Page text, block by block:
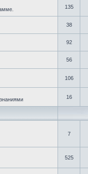
135
38
92
56
106
16
7
525